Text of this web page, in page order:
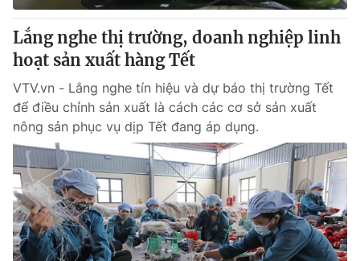
Lắng nghe thị trường, doanh nghiệp linh
hoạt sản xuất hàng Tết
VTV.vn - Lắng nghe tín hiệu và dự báo thị trường Tết
để điều chỉnh sản xuất là cách các cơ sở sản xuất
nông sản phục vụ dịp Tết đang áp dụng.